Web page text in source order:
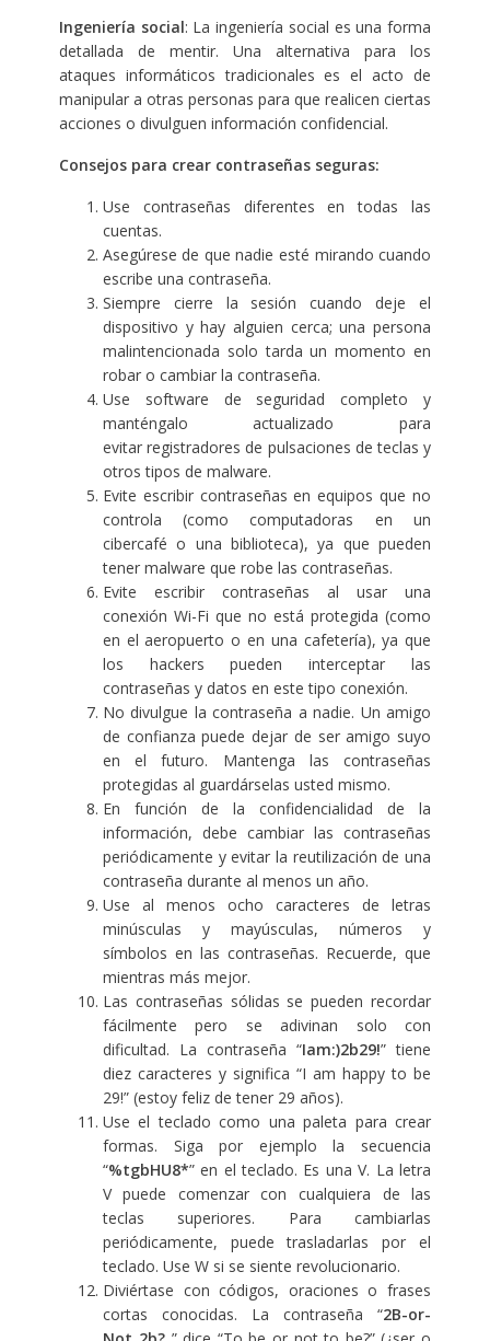
Ingeniería social: La ingeniería social es una forma
detallada de mentir. Una alternativa para los
ataques informáticos tradicionales es el acto de
manipular a otras personas para que realicen ciertas
acciones o divulguen información confidencial.
Consejos para crear contraseñas seguras:
Use contraseñas diferentes en todas las
cuentas.
Asegúrese de que nadie esté mirando cuando
escribe una contraseña.
Siempre cierre la sesión cuando deje el
dispositivo y hay alguien cerca; una persona
malintencionada solo tarda un momento en
robar o cambiar la contraseña.
Use software de seguridad completo y
manténgalo actualizado para
evitarregistradores de pulsaciones de teclas y
otros tipos de malware.
Evite escribir contraseñas en equipos que no
controla (como computadoras en un
cibercafé o una biblioteca), ya que pueden
tener malware que robe las contraseñas.
Evite escribir contraseñas al usar una
conexión Wi-Fi que no está protegida (como
en el aeropuerto o en una cafetería), ya que
los hackers pueden interceptar las
contraseñas y datos en este tipo conexión.
No divulgue la contraseña a nadie. Un amigo
de confianza puede dejar de ser amigo suyo
en el futuro. Mantenga las contraseñas
protegidas al guardárselas usted mismo.
En función de la confidencialidad de la
información, debe cambiar las contraseñas
periódicamente y evitar la reutilización de una
contraseña durante al menos un año.
Use al menos ocho caracteres de letras
minúsculas y mayúsculas, números y
símbolos en las contraseñas. Recuerde, que
mientras más mejor.
Las contraseñas sólidas se pueden recordar
fácilmente pero se adivinan solo con
dificultad. La contraseña “Iam:)2b29!” tiene
diez caracteres y significa “I am happy to be
29!” (estoy feliz de tener 29 años).
Use el teclado como una paleta para crear
formas. Siga por ejemplo la secuencia
“%tgbHU8*” en el teclado. Es una V. La letra
V puede comenzar con cualquiera de las
teclas superiores. Para cambiarlas
periódicamente, puede trasladarlas por el
teclado. Use W si se siente revolucionario.
Diviértase con códigos, oraciones o frases
cortas conocidas. La contraseña “2B-or-